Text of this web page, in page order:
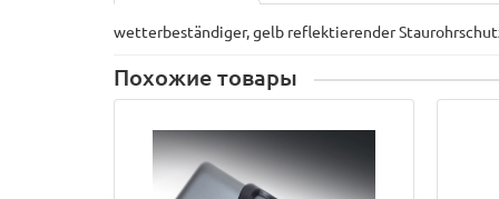
wetterbeständiger, gelb reflektierender
Похожие товары